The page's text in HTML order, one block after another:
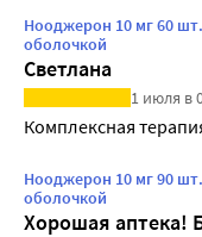
Нооджерон 10 мг 60
оболочкой
Светлана
1 июля в
Комплексная
Нооджерон 10 мг 90
оболочкой
Хорошая аптека!